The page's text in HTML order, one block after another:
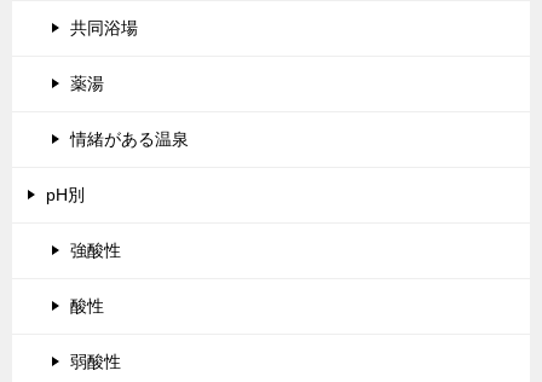
共同浴場
薬湯
情緒がある温泉
pH別
強酸性
酸性
弱酸性